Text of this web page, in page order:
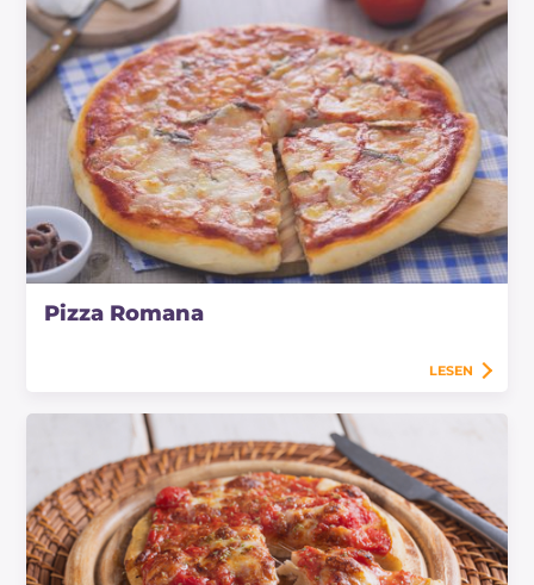
Pizza Romana
LESEN